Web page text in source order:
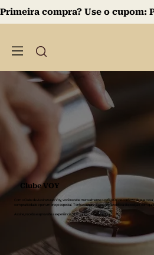
Primeira compra? Use o cupom:
Clube VOY
Com o Clube de Assinaturas Voy, você recebe mensalmente o café VOY no conforto da sua casa,
com praticidade e por um preço especial. Tenha sempre o seu café favorito à disposição, com
Assine, receba e aproveite a experiência VOY todos os meses.